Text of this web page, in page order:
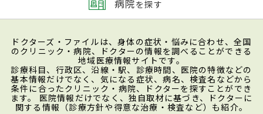
病院を探す
ドクターズ・ファイルは、身体の症状・悩みに合わせ、全国
のクリニック・病院、ドクターの情報を調べることができる
地域医療情報サイトです。
診療科目、行政区、沿線・駅、診療時間、医院の特徴などの
基本情報だけでなく、気になる症状、病名、検査名などから
条件に合ったクリニック・病院、ドクターを探すことができ
ます。 医院情報だけでなく、独自取材に基づき、ドクターに
関する情報（診療方針や得意な治療・検査など）も紹介。